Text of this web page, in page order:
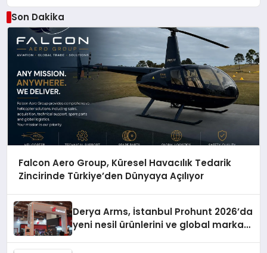
Son Dakika
Falcon Aero Group, Küresel Havacılık Tedarik
Zincirinde Türkiye’den Dünyaya Açılıyor
Derya Arms, İstanbul Prohunt 2026’da
yeni nesil ürünlerini ve global marka